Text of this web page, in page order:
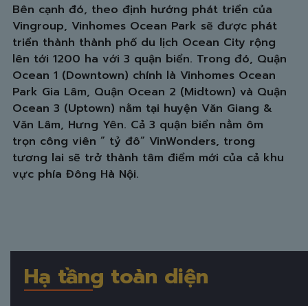
Bên cạnh đó, theo định hướng phát triển của
Vingroup, Vinhomes Ocean Park sẽ được phát
triển thành thành phố du lịch Ocean City rộng
lên tới 1200 ha với 3 quận biển. Trong đó, Quận
Ocean 1 (Downtown) chính là Vinhomes Ocean
Park Gia Lâm, Quận Ocean 2 (Midtown) và Quận
Ocean 3 (Uptown) nằm tại huyện Văn Giang &
Văn Lâm, Hưng Yên. Cả 3 quận biển nằm ôm
trọn công viên ” tỷ đô” VinWonders, trong
tương lai sẽ trở thành tâm điểm mới của cả khu
vực phía Đông Hà Nội.
Hạ tầng toàn diện